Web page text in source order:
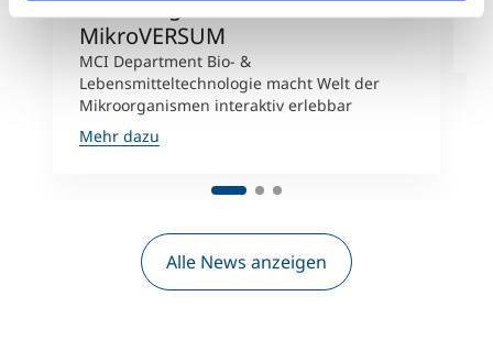
Eröffnung von Science Center
MikroVERSUM
MCI Department Bio- &
Lebensmitteltechnologie macht Welt der
Mikroorganismen interaktiv erlebbar
Mehr dazu
Alle News anzeigen